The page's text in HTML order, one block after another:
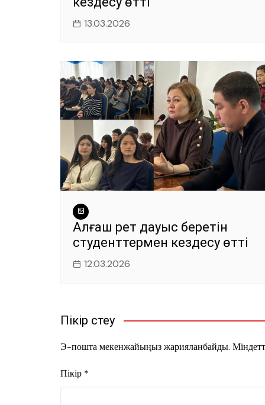
13.03.2026
Алғаш рет дауыс беретін
студенттермен кездесу өтті
12.03.2026
Пікір үстеу
Э-пошта мекенжайыңыз жарияланбайды.
Пікір *